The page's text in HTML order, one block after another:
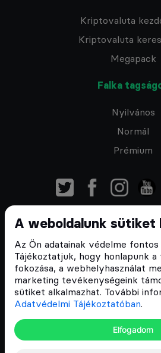
A weboldalunk sütiket
Az Ön adatainak védelme fontos
Tájékoztatjuk, hogy honlapunk a
fokozása, a webhelyhasználat
marketing tevékenységeink
sütiket alkalmazhat. További
Adatvédelmi Tájékoztatóban.
Elfogadom
Kriptovaluta
Kriptovaluta
Megapack
Falka
Nyilvános
Normál
Prémium
Feliratkozom a
ÁSZF
Adatvédelmi
Email:
Copyright © 2017–2026.